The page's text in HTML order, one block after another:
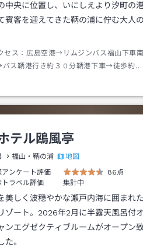
中央に位置し、いにしえより汐町の
賓客を迎えてきた鞆の浦に佇む大人の
セス： 広島空港→リムジンバス福山下車南
ス鞆港行き約３０分鞆港下車→徒歩約５
テル鴎風亭
福山・鞆の浦
地図
アンケート評価
86点
トラベル評価
集計中
美しく波穏やかな瀬戸内海に囲まれた
ゾート。2026年2月に半露天風呂付オ
ンエグゼクティブルームがオープン
た。